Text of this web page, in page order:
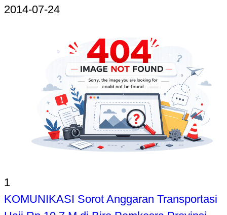
2014-07-24
1
KOMUNIKASI Sorot Anggaran Transportasi